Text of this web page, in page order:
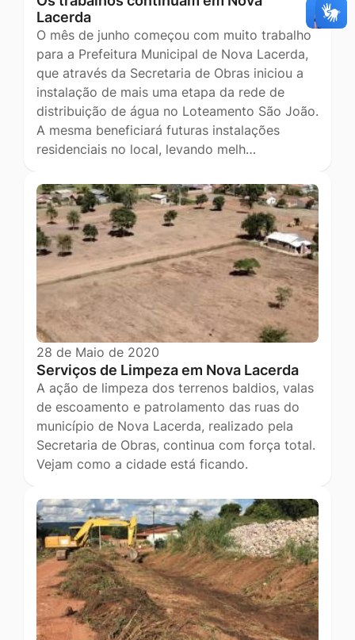
Lacerda
O mês de junho começou com muito trabalho
para a Prefeitura Municipal de Nova Lacerda,
que através da Secretaria de Obras iniciou a
instalação de mais uma etapa da rede de
distribuição de água no Loteamento São João.
A mesma beneficiará futuras instalações
residenciais no local, levando melh…
28 de Maio de 2020
Serviços de Limpeza em Nova Lacerda
A ação de limpeza dos terrenos baldios, valas
de escoamento e patrolamento das ruas do
município de Nova Lacerda, realizado pela
Secretaria de Obras, continua com força total.
Vejam como a cidade está ficando.